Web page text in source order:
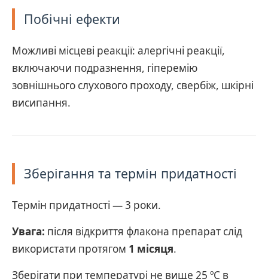
Побічні ефекти
Можливі місцеві реакції: алергічні реакції,
включаючи подразнення, гіперемію
зовнішнього слухового проходу, свербіж, шкірні
висипання.
Зберігання та термін придатності
Термін придатності — 3 роки.
Увага: після відкриття флакона препарат слід
використати протягом 1 місяця.
Зберігати при температурі не вище 25 ºС в